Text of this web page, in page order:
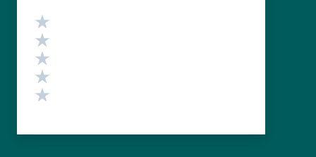
Valutazione